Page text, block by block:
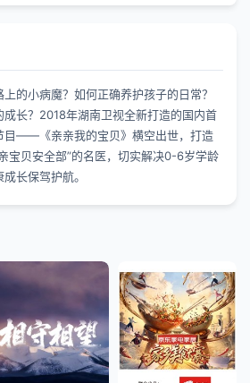
的小病魔？如何正确养护孩子的日常？
长？2018年湖南卫视全新打造的国内首
目——《亲亲我的宝贝》横空出世，打造
宝贝安全部”的名医，切实解决0-6岁学龄
长保驾护航。